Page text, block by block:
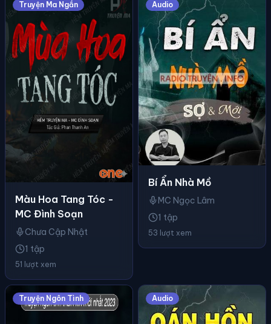
Truyện Ma Ngắn
Màu Hoa Tang Tóc -
MC Đình Soạn
Chưa Cập Nhật
1 tập
51 lượt xem
Audio
Bí Ẩn Nhà Mồ
MC Ngọc Lâm
1 tập
53 lượt xem
Truyện Ngôn Tình Audio